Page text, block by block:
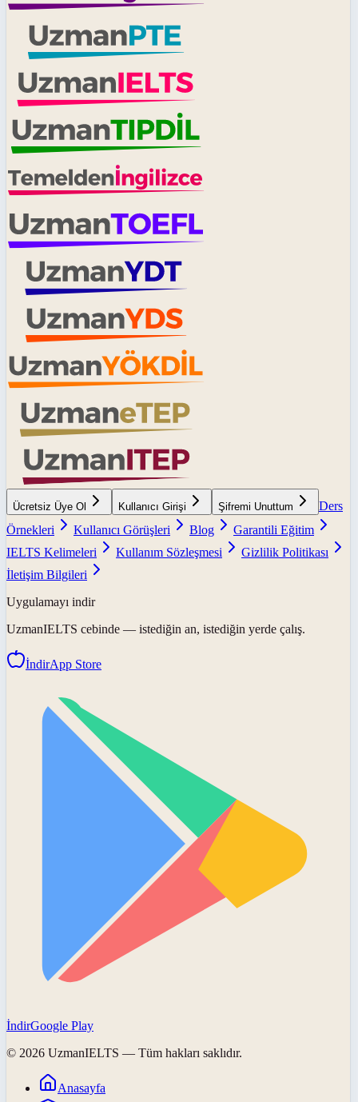
Ücretsiz Üye Ol Kullanıcı Girişi Şifremi Unuttum
Ders
Örnekleri
Kullanıcı Görüşleri Blog
Garantili Eğitim
IELTS Kelimeleri
Kullanım Sözleşmesi
Gizlilik Politikası
İletişim Bilgileri
Uygulamayı indir
UzmanIELTS cebinde — istediğin an, istediğin yerde çalış.
İndirApp Store
İndirGoogle Play
© 2026 UzmanIELTS — Tüm hakları saklıdır.
Anasayfa